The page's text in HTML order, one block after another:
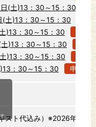
(土)13：30～15：30
土)13：30～15：30
申
)13：30～15：30
申込
)13：30～15：30
)13：30～15：30
申込
：30～15：30
申込む
スト代込み）※2026年4月